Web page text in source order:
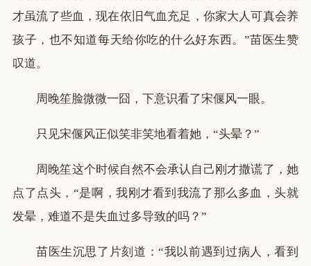
才虽流了些血，现在依旧气血充足，你家大人可真会养
孩子，也不知道每天给你吃的什么好东西。”苗医生赞
叹道。
周晚笙脸微微一囧，下意识看了宋偃风一眼。
只见宋偃风正似笑非笑地看着她，“头晕？”
周晚笙这个时候自然不会承认自己刚才撒谎了，她
点了点头，“是啊，我刚才看到我流了那么多血，头就
发晕，难道不是失血过多导致的吗？”
苗医生沉思了片刻道：“我以前遇到过病人，看到